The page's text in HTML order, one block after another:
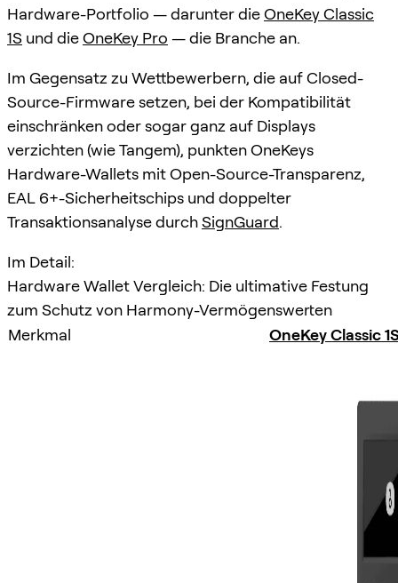
Hardware-Portfolio — darunter dieOneKey Classic
1S und dieOneKey Pro — die Branche an.
Im Gegensatz zu Wettbewerbern, die auf Closed-
Source-Firmware setzen, bei der Kompatibilität
einschränken oder sogar ganz auf Displays
verzichten (wie Tangem), punkten OneKeys
Hardware-Wallets mit Open-Source-Transparenz,
EAL 6+-Sicherheitschips und doppelter
Transaktionsanalyse durchSignGuard.
Im Detail:
Hardware Wallet Vergleich: Die ultimative Festung
zum Schutz von Harmony-Vermögenswerten
Merkmal
OneKey Classic